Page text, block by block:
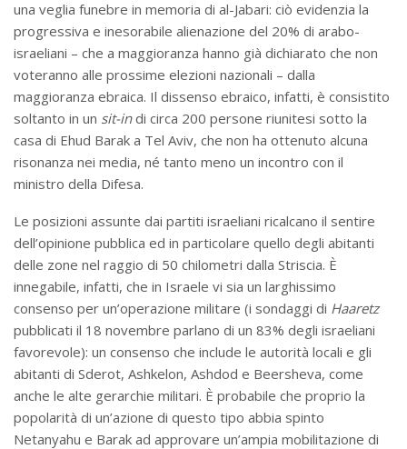
una veglia funebre in memoria di al-Jabari: ciò evidenzia la
progressiva e inesorabile alienazione del 20% di arabo-
israeliani – che a maggioranza hanno già dichiarato che non
voteranno alle prossime elezioni nazionali – dalla
maggioranza ebraica. Il dissenso ebraico, infatti, è consistito
soltanto in un sit-indi circa 200 persone riunitesi sotto la
casa di Ehud Barak a Tel Aviv, che non ha ottenuto alcuna
risonanza nei media, né tanto meno un incontro con il
ministro della Difesa.
Le posizioni assunte dai partiti israeliani ricalcano il sentire
dell’opinione pubblica ed in particolare quello degli abitanti
delle zone nel raggio di 50 chilometri dalla Striscia. È
innegabile, infatti, che in Israele vi sia un larghissimo
consenso per un’operazione militare (i sondaggi di Haaretz
pubblicati il 18 novembre parlano di un 83% degli israeliani
favorevole): un consenso che include le autorità locali e gli
abitanti di Sderot, Ashkelon, Ashdod e Beersheva, come
anche le alte gerarchie militari. È probabile che proprio la
popolarità di un’azione di questo tipo abbia spinto
Netanyahu e Barak ad approvare un’ampia mobilitazione di